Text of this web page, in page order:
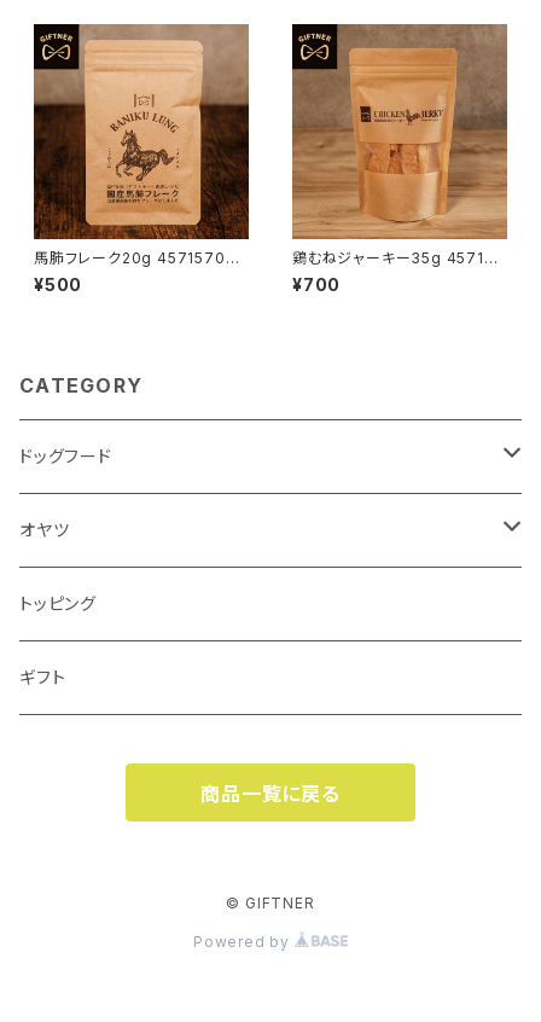
馬肺フレーク20g 457157066
1381
¥500
鶏むねジャーキー35g 457157
0660209
¥700
CATEGORY
ドッグフード
ベニソンレシピ
馬肉レシピ
ローテーションセット
オヤツ
鶏むねジャーキー
馬肉ジャーキー
馬肺ジャーキー
トッピング
ギフト
商品一覧に戻る
© GIFTNER
Powered by